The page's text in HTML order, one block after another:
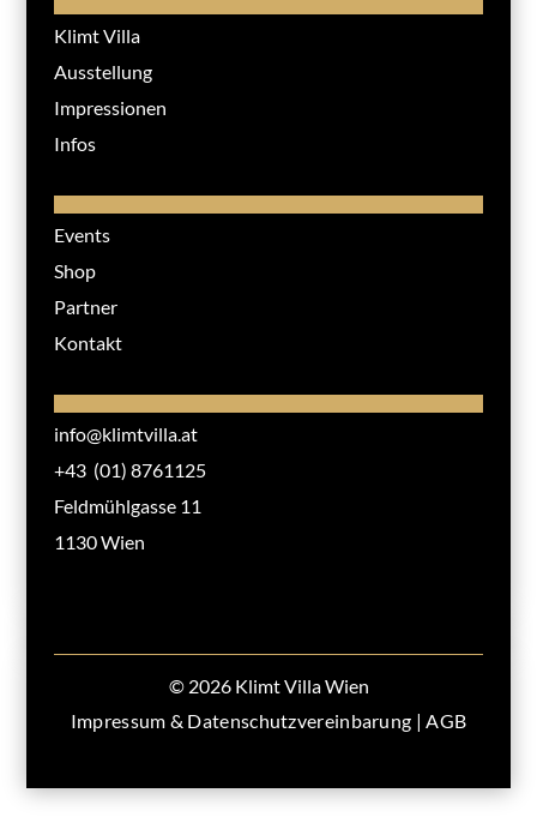
Klimt Villa
Ausstellung
Impressionen
Infos
Events
Shop
Partner
Kontakt
info@klimtvilla.at
+43 (01) 8761125
Feldmühlgasse 11
1130 Wien
© 2026 Klimt Villa Wien
Impressum & Datenschutzvereinbarung |AGB